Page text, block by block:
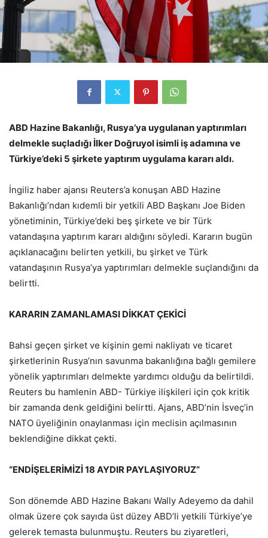
ABD Hazine Bakanlığı, Rusya’ya uygulanan yaptırımları
delmekle suçladığı İlker Doğruyol isimli iş adamına ve
Türkiye’deki 5 şirkete yaptırım uygulama kararı aldı.
İngiliz haber ajansı Reuters’a konuşan ABD Hazine
Bakanlığı’ndan kıdemli bir yetkili ABD Başkanı Joe Biden
yönetiminin, Türkiye’deki beş şirkete ve bir Türk
vatandaşına yaptırım kararı aldığını söyledi. Kararın bugün
açıklanacağını belirten yetkili, bu şirket ve Türk
vatandaşının Rusya’ya yaptırımları delmekle suçlandığını da
belirtti.
KARARIN ZAMANLAMASI DİKKAT ÇEKİCİ
Bahsi geçen şirket ve kişinin gemi nakliyatı ve ticaret
şirketlerinin Rusya’nın savunma bakanlığına bağlı gemilere
yönelik yaptırımları delmekte yardımcı olduğu da belirtildi.
Reuters bu hamlenin ABD- Türkiye ilişkileri için çok kritik
bir zamanda denk geldiğini belirtti. Ajans, ABD’nin İsveç’in
NATO üyeliğinin onaylanması için meclisin açılmasının
beklendiğine dikkat çekti.
“ENDİŞELERİMİZİ 18 AYDIR PAYLAŞIYORUZ”
Son dönemde ABD Hazine Bakanı Wally Adeyemo da dahil
olmak üzere çok sayıda üst düzey ABD’li yetkili Türkiye’ye
gelerek temasta bulunmuştu. Reuters bu ziyaretleri,